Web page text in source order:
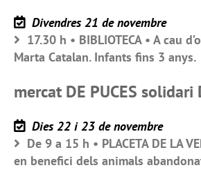
Divendres 21 de novembre
17.30 h • BIBLIOTECA • A cau
Marta Catalan. Infants fins 3 anys.
mercat DE PUCES solidari
Dies 22 i 23 de novembre
De 9 a 15 h • PLACETA DE LA
en benefici dels animals